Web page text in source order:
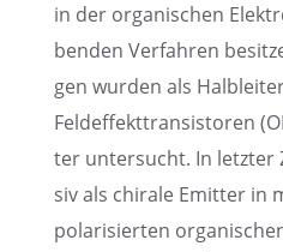
in der organi­schen
ben­den Verfah­ren
gen wurden als
Feldef­fekt­tran­sis­to­ren
ter unter­sucht. In
siv als chirale Emitter in
polari­sier­ten